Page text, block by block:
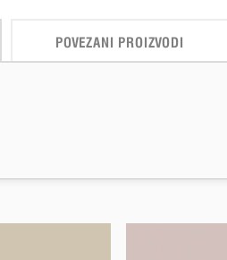
POVEZANI PROIZVODI